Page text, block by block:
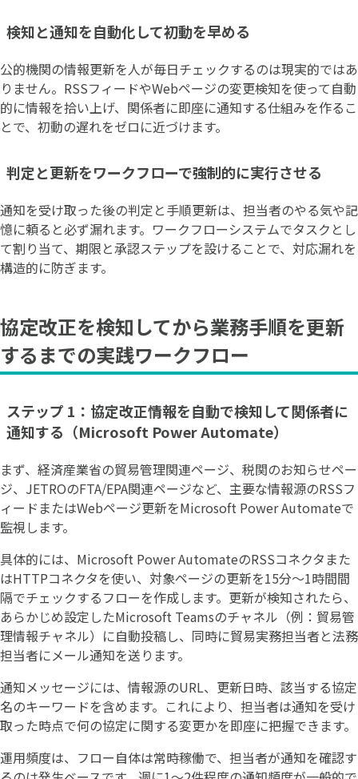
検知と通知を自動化して初動を早める
公的機関の情報更新を人が毎日チェックするのは現実的ではあ
りません。RSSフィードやWebページの変更検知を使って自動
的に情報を拾い上げ、関係者に即座に通知する仕組みを作るこ
とで、初動の遅れをゼロに近づけます。
判定と更新をワークフローで強制的に実行させる
通知を受け取った後の判定と手順更新は、担当者のやる気や記
憶に頼ると必ず漏れます。ワークフローシステムでタスクとし
て割り当て、期限と承認ステップを設けることで、対応漏れを
構造的に防ぎます。
協定改正を検知してから業務手順を更新
するまでの実践ワークフロー
ステップ 1：協定改正情報を自動で検知して関係者に
通知する（Microsoft Power Automate）
まず、経済産業省の貿易管理関連ページ、税関のお知らせペー
ジ、JETROのFTA/EPA関連ページなど、主要な情報源のRSSフ
ィードまたはWebページ更新をMicrosoft Power Automateで
監視します。
具体的には、Microsoft Power AutomateのRSSコネクタまた
はHTTPコネクタを使い、対象ページの更新を15分〜1時間間
隔でチェックするフローを作成します。更新が検知されたら、
あらかじめ設定したMicrosoft Teamsのチャネル（例：貿易管
理情報チャネル）に自動投稿し、同時に貿易実務担当者と法務
担当者にメール通知を送ります。
通知メッセージには、情報源のURL、更新日時、該当する協定
名のキーワードを含めます。これにより、担当者は通知を受け
取った時点で何の協定に関する変更かを即座に把握できます。
運用頻度は、フロー自体は常時稼働で、担当者が通知を確認す